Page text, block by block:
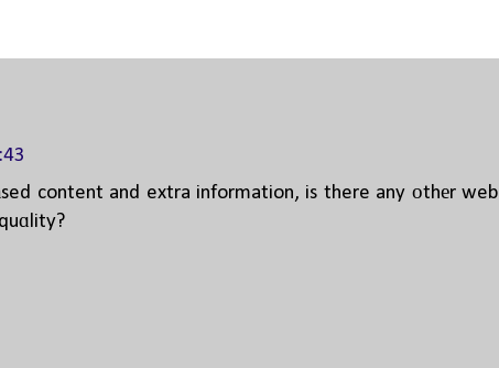
content and extra information, is there any οthеr web